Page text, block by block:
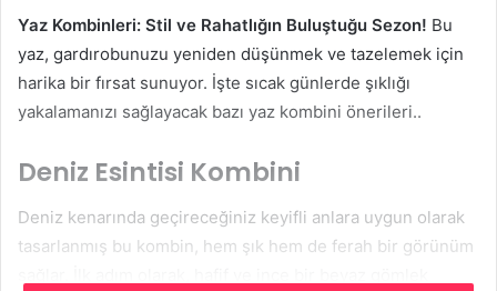
Yaz Kombinleri: Stil ve Rahatlığın Buluştuğu Sezon! Bu
yaz, gardırobunuzu yeniden düşünmek ve tazelemek için
harika bir fırsat sunuyor. İşte sıcak günlerde şıklığı
yakalamanızı sağlayacak bazı yaz kombini önerileri..
Deniz Esintisi Kombini
Deniz kenarında geçireceğiniz keyifli anlara uygun olarak
tasarlanmış bu kombin, hem şık hem de ferah bir görünüm